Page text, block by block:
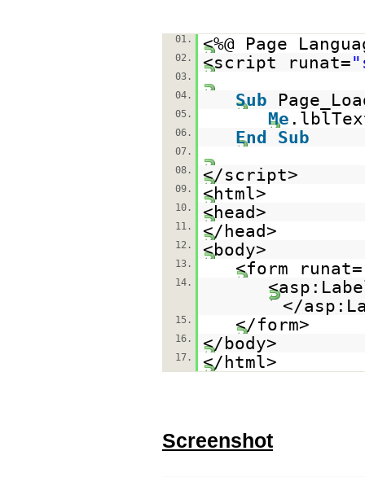
01. <%@ Page
02. <script runat=
03.
04.
Sub
05. Me
06. End Sub
07.
08.
</script>
09. <html>
10. <head>
11. </head>
12. <body>
13. <form runat=
14.
</
15. </form>
16. </body>
17. </html>
Screenshot